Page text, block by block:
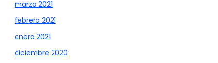
marzo 2021
febrero 2021
enero 2021
diciembre 2020